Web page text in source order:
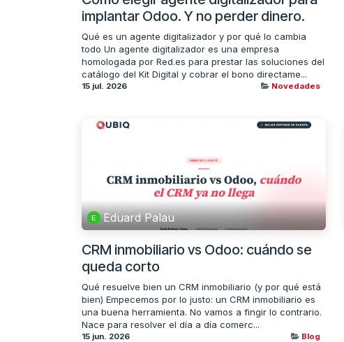
implantar Odoo. Y no perder dinero.
Qué es un agente digitalizador y por qué lo cambia
todo Un agente digitalizador es una empresa
homologada por Red.es para prestar las soluciones del
catálogo del Kit Digital y cobrar el bono directame...
15 jul. 2026 Novedades
Eduard Palau
CRM inmobiliario vs Odoo: cuándo se
queda corto
Qué resuelve bien un CRM inmobiliario (y por qué está
bien) Empecemos por lo justo: un CRM inmobiliario es
una buena herramienta. No vamos a fingir lo contrario.
Nace para resolver el día a día comerc...
15 jun. 2026 Blog